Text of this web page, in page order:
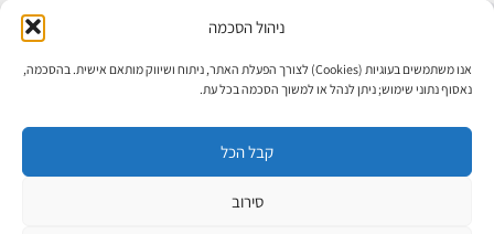
ניהול הסכמה
אנו משתמשים בעוגיות (Cookies) לצורך הפעלת האתר, ניתוח ושיווק מותאם אישית. בהסכמה,
נאסוף נתוני שימוש; ניתן לנהל או למשוך הסכמה בכל עת.
קבל הכל
סירוב
אבן גבירול 14, רחביה, ירושלים